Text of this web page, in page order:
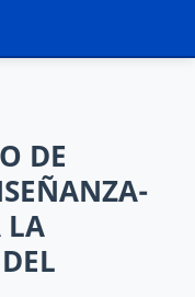
DE
LA